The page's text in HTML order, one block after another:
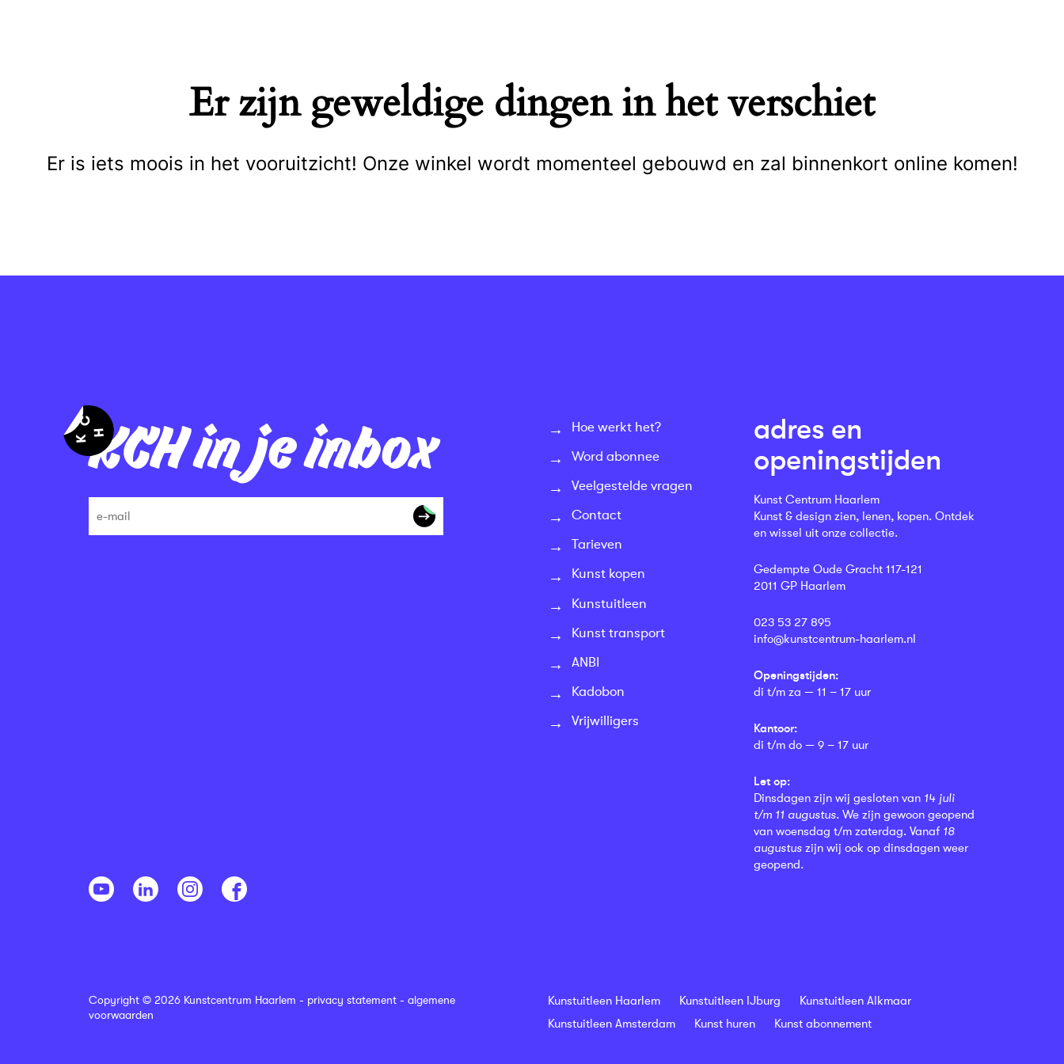
Er zijn geweldige dingen in het verschiet
Er is iets moois in het vooruitzicht! Onze winkel wordt momenteel gebouwd en zal binnenkort online komen!
KCH in je inbox
Hoe werkt het?
Word abonnee
Veelgestelde vragen
Contact
Tarieven
Kunst kopen
Kunstuitleen
Kunst transport
ANBI
Kadobon
Vrijwilligers
adres en
openingstijden
Kunst Centrum Haarlem
Kunst & design zien, lenen, kopen. Ontdek
en wissel uit onze collectie.
Gedempte Oude Gracht 117-121
2011 GP Haarlem
023 53 27 895
info@kunstcentrum-haarlem.nl
Openingstijden:
di t/m za — 11 – 17 uur
Kantoor:
di t/m do — 9 – 17 uur
Let op:
Dinsdagen zijn wij gesloten van 14 juli
t/m 11 augustus. We zijn gewoon geopend
van woensdag t/m zaterdag. Vanaf 18
augustus zijn wij ook op dinsdagen weer
geopend.
Copyright © 2026 Kunstcentrum Haarlem - privacy statement - algemene
voorwaarden
Kunstuitleen Haarlem Kunstuitleen IJburg
Kunstuitleen Alkmaar
Kunstuitleen Amsterdam
Kunst huren Kunst abonnement